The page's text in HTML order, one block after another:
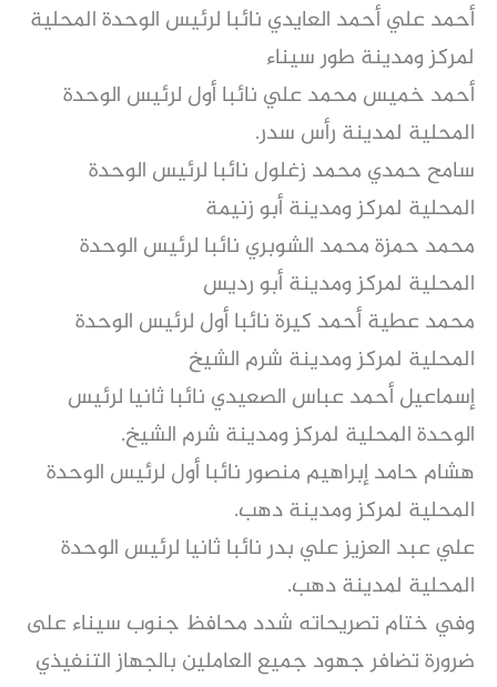
أحمد علي أحمد العايدي نائبا لرئيس الوحدة المحلية
لمركز ومدينة طور سيناء
أحمد خميس محمد علي نائبا أول لرئيس الوحدة
المحلية لمدينة رأس سدر.
سامح حمدي محمد زغلول نائبا لرئيس الوحدة
المحلية لمركز ومدينة أبو زنيمة
محمد حمزة محمد الشوبري نائبا لرئيس الوحدة
المحلية لمركز ومدينة أبو رديس
محمد عطية أحمد كيرة نائبا أول لرئيس الوحدة
المحلية لمركز ومدينة شرم الشيخ
إسماعيل أحمد عباس الصعيدي نائبا ثانيا لرئيس
الوحدة المحلية لمركز ومدينة شرم الشيخ.
هشام حامد إبراهيم منصور نائبا أول لرئيس الوحدة
المحلية لمركز ومدينة دهب.
علي عبد العزيز علي بدر نائبا ثانيا لرئيس الوحدة
المحلية لمدينة دهب.
وفي ختام تصريحاته شدد محافظ جنوب سيناء على
ضرورة تضافر جهود جميع العاملين بالجهاز التنفيذي